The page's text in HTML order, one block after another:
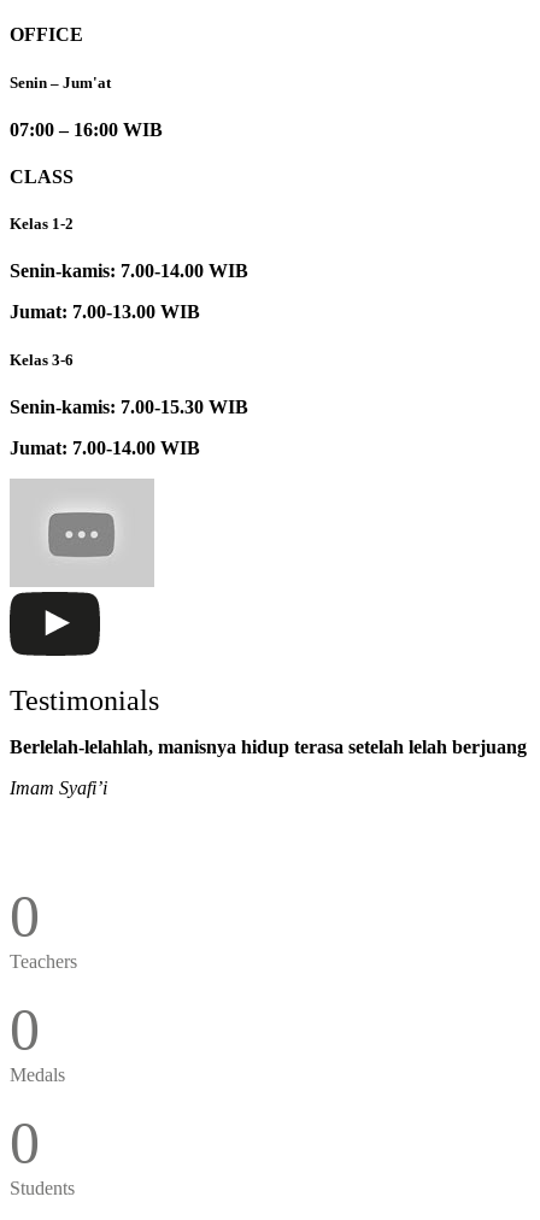
OFFICE
Senin – Jum'at
07:00 – 16:00 WIB
CLASS
Kelas 1-2
Senin-kamis: 7.00-14.00 WIB
Jumat: 7.00-13.00 WIB
Kelas 3-6
Senin-kamis: 7.00-15.30 WIB
Jumat: 7.00-14.00 WIB
Testimonials
Berlelah-lelahlah, manisnya hidup terasa setelah lelah berjuang
Imam Syafi’i
0
Teachers
0
Medals
0
Students